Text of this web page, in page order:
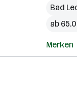
Bad
ab
Merken